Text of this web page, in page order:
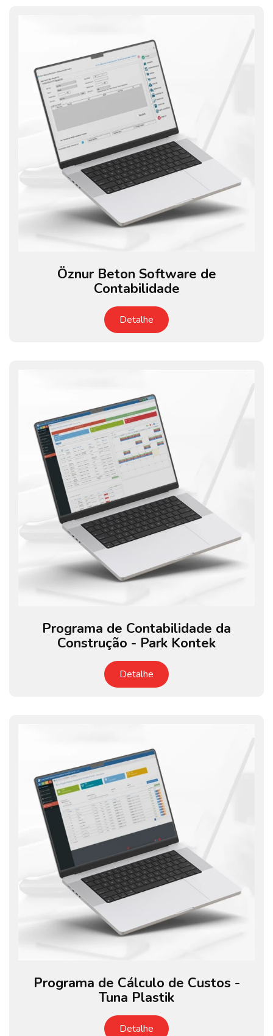
Öznur Beton Software de
Contabilidade
Detalhe
Programa de Contabilidade da
Construção - Park Kontek
Detalhe
Programa de Cálculo de Custos -
Tuna Plastik
Detalhe